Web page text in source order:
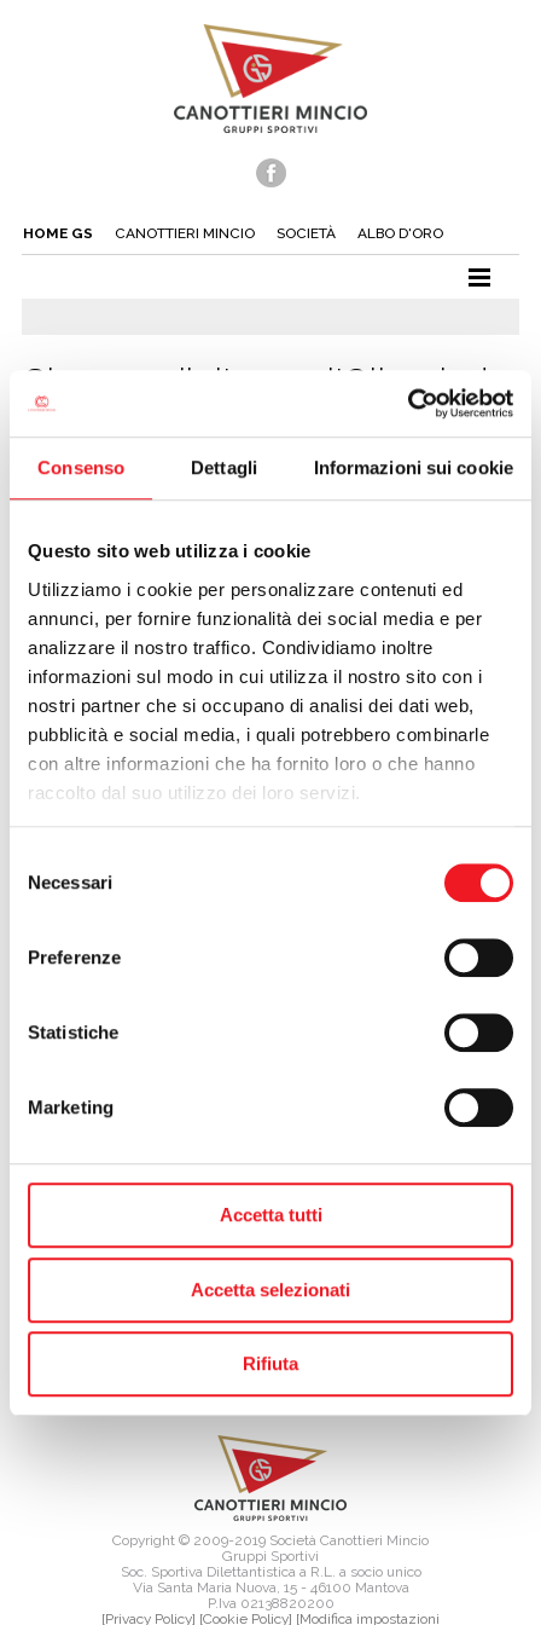
Consenso Dettagli Informazioni sui cookie
Questo sito web utilizza i cookie
Utilizziamo i cookie per personalizzare contenuti ed
annunci, per fornire funzionalità dei social media e per
analizzare il nostro traffico. Condividiamo inoltre
informazioni sul modo in cui utilizza il nostro sito con i
nostri partner che si occupano di analisi dei dati web,
pubblicità e social media, i quali potrebbero combinarle
con altre informazioni che ha fornito loro o che hanno
raccolto dal suo utilizzo dei loro servizi.
delNecessari
Preferenze
Statistiche
Marketing
Accetta tutti
Accetta selezionati
Rifiuta
HOME GS CANOTTIERI MINCIO SOCIETÀ ALBO D'ORO
TUFFI
NUOTO
CALCIO
Giacomo il ritorno: l'Olimpiade
si avvicina
14/04/2008
Grande risultato per
, che sembra aver
posto all'Expert olympic di Riva del Garda, valida per il circuito
Eurolymp di vela ma sopratutto per la corsa verso l'unico
preceduto sia Michele Regolo che Diego Romero, gli altri due
precedente:
vela: bottoli bene in spagna, masotto verso il mondiale
SITE MAP
Copyright © 2009-2019 Società Canottieri Mincio
Gruppi Sportivi
Soc. Sportiva Dilettantistica a R.L. a socio unico
Via Santa Maria Nuova, 15 - 46100 Mantova
P.Iva 02138820200
[Privacy Policy] [Cookie Policy] [Modifica impostazioni